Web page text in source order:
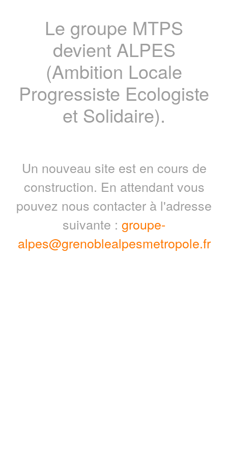
Le groupe MTPS
devient ALPES
(Ambition Locale
Progressiste Ecologiste
et Solidaire).
Un nouveau site est en cours de
construction. En attendant vous
pouvez nous contacter à l'adresse
suivante : groupe-
alpes@grenoblealpesmetropole.fr